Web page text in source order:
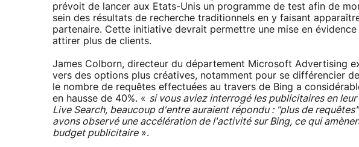
prévoit de lancer aux Etats-Unis un programme de test afin de
sein des résultats de recherche traditionnels en y faisant
partenaire. Cette initiative devrait permettre une mise en
attirer plus de clients.
James Colborn, directeur du département Microsoft Advertising
vers des options plus créatives, notamment pour se différencier
le nombre de requêtes effectuées au travers de Bing a
en hausse de 40%. « si vous aviez interrogé les publicitaires en
Live Search, beaucoup d'entre auraient répondu : "plus de requêtes"
avons observé une accélération de l'activité sur Bing, ce qui
budget publicitaire».